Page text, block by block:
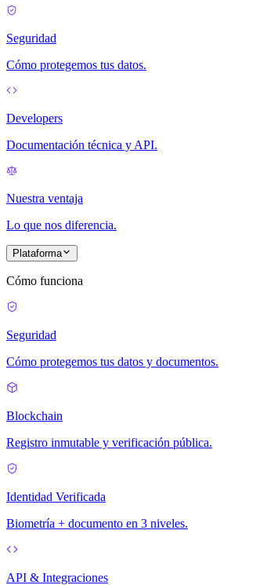
Seguridad
Cómo protegemos tus datos.
Developers
Documentación técnica y API.
Nuestra ventaja
Lo que nos diferencia.
Plataforma
Cómo funciona
Seguridad
Cómo protegemos tus datos y documentos.
Blockchain
Registro inmutable y verificación pública.
Identidad Verificada
Biometría + documento en 3 niveles.
API & Integraciones